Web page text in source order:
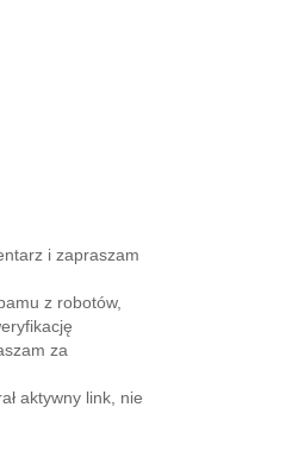
i zapraszam
z robotów,
za
aktywny link, nie